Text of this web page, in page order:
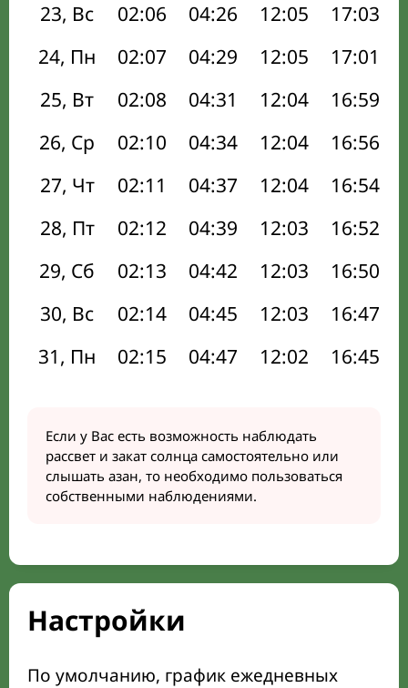
23, Вс
02:06 04:26 12:05 17:03
24, Пн
02:07 04:29 12:05 17:01
25, Вт
02:08 04:31 12:04 16:59
26, Ср
02:10 04:34 12:04 16:56
27, Чт
02:11 04:37 12:04 16:54
28, Пт
02:12 04:39 12:03 16:52
29, Сб
02:13 04:42 12:03 16:50
30, Вс
02:14 04:45 12:03 16:47
31, Пн
02:15 04:47 12:02 16:45
Если у Вас есть возможность наблюдать
рассвет и закат солнца самостоятельно или
слышать азан, то необходимо пользоваться
собственными наблюдениями.
Настройки
По умолчанию, график ежедневных